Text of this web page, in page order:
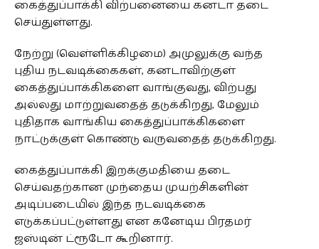
கைத்துப்பாக்கி விற்பனையை கனடா தடை
செய்துள்ளது.
நேற்று (வெள்ளிக்கிழமை) அமுலுக்கு வந்த
புதிய நடவடிக்கைகள், கனடாவிற்குள்
கைத்துப்பாக்கிகளை வாங்குவது, விற்பது
அல்லது மாற்றுவதைத் தடுக்கிறது, மேலும்
புதிதாக வாங்கிய கைத்துப்பாக்கிகளை
நாட்டுக்குள் கொண்டு வருவதைத் தடுக்கிறது.
கைத்துப்பாக்கி இறக்குமதியை தடை
செய்வதற்கான முந்தைய முயற்சிகளின்
அடிப்படையில் இந்த நடவடிக்கை
எடுக்கப்பட்டுள்ளது என கனேடிய பிரதமர்
ஜஸ்டின் ட்ரூடோ கூறினார்.